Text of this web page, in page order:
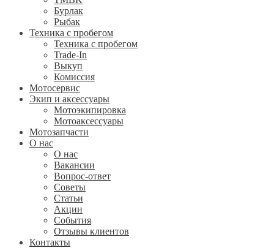
Бурлак
Рыбак
Техника с пробегом
Техника с пробегом
Trade-In
Выкуп
Комиссия
Мотосервис
Экип и аксессуары
Мотоэкипировка
Мотоаксессуары
Мотозапчасти
О нас
О нас
Вакансии
Вопрос-ответ
Советы
Статьи
Акции
События
Отзывы клиентов
Контакты